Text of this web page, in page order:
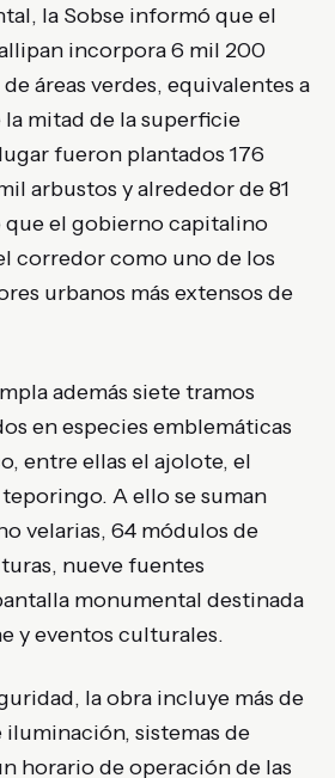
la Sobse informó que el
incorpora 6 mil 200
áreas verdes, equivalentes a
mitad de la superficie
fueron plantados 176
arbustos y alrededor de 81
que el gobierno capitalino
corredor como uno de los
urbanos más extensos de
además siete tramos
en especies emblemáticas
entre ellas el ajolote, el
A ello se suman
velarias, 64 módulos de
nueve fuentes
monumental destinada
y eventos culturales.
la obra incluye más de
sistemas de
horario de operación de las